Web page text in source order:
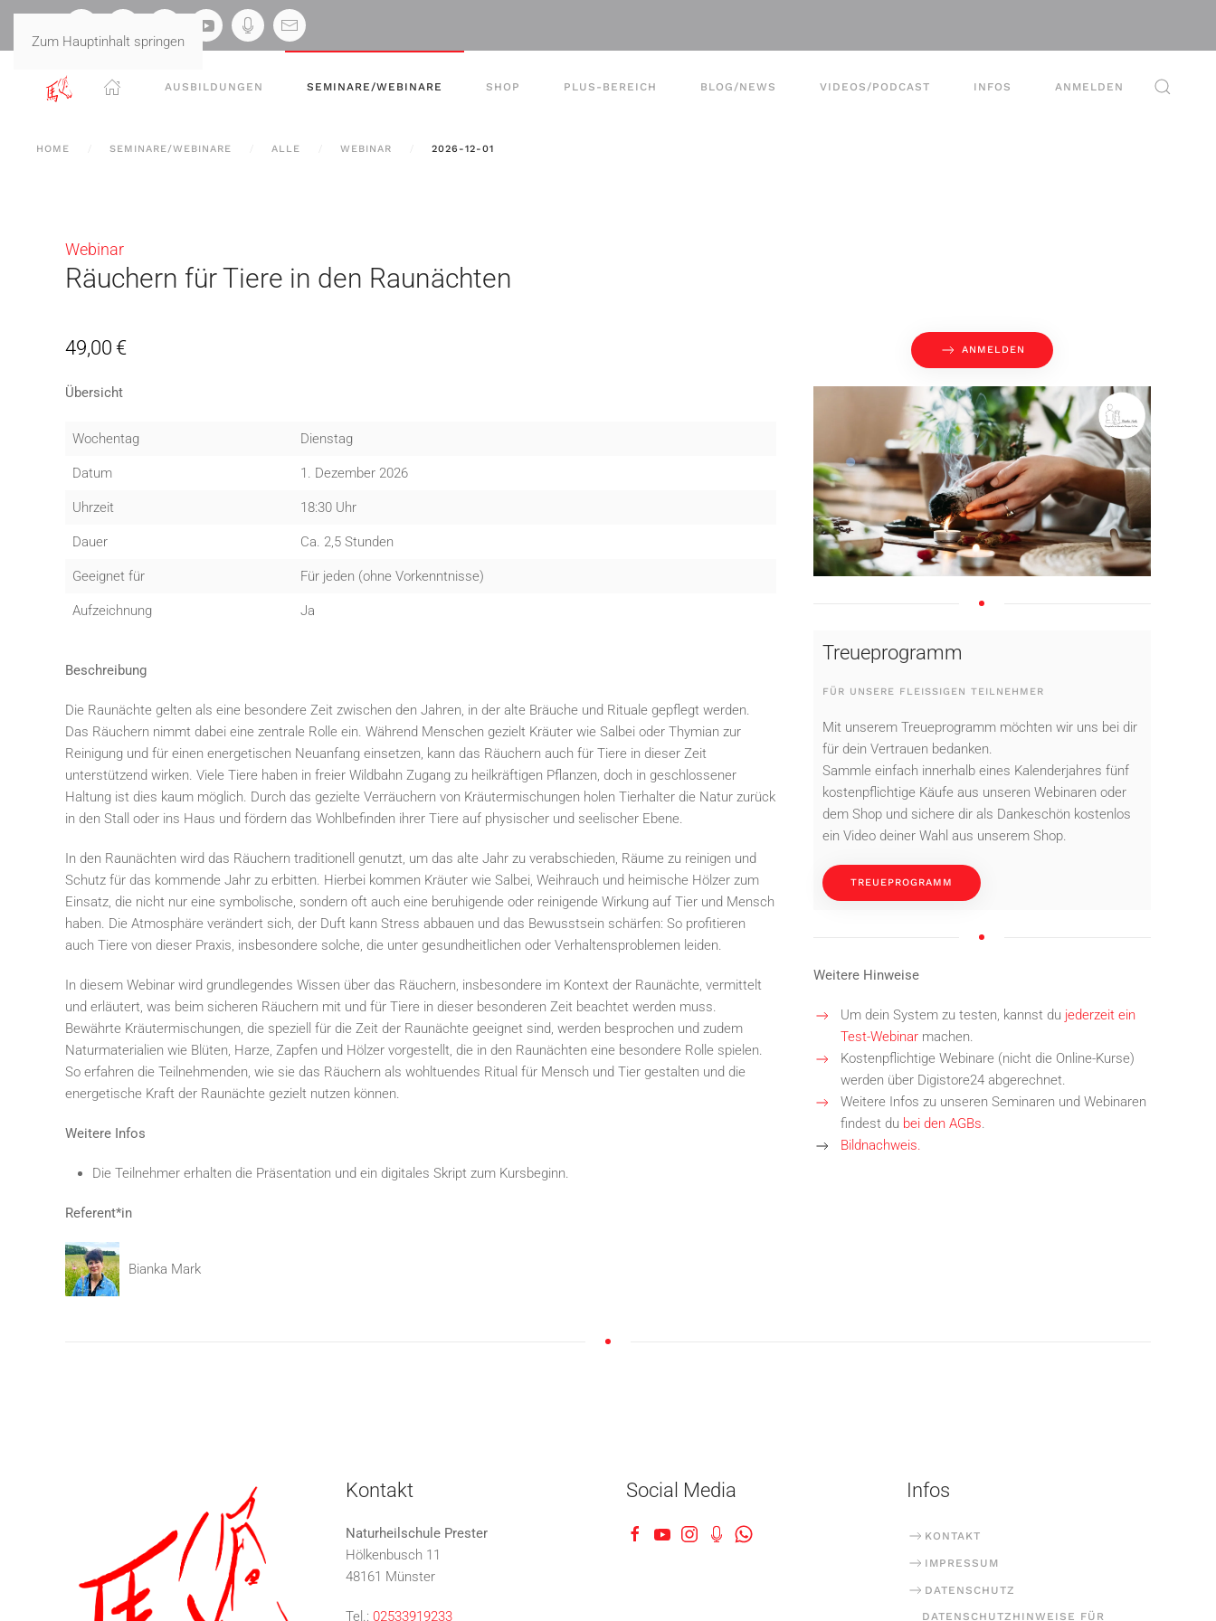
Zum Hauptinhalt springen
AUSBILDUNGEN SEMINARE/WEBINARE SHOP PLUS-BEREICH BLOG/NEWS VIDEOS/PODCAST INFOS ANMELDEN
HOME SEMINARE/WEBINARE ALLE WEBINAR 2026-12-01
Webinar
Räuchern für Tiere in den Raunächten
49,00 €
Übersicht
Wochentag Dienstag
Datum 1. Dezember 2026
Uhrzeit 18:30 Uhr
Dauer Ca. 2,5 Stunden
Geeignet für Für jeden (ohne Vorkenntnisse)
Aufzeichnung Ja
Beschreibung
Die Raunächte gelten als eine besondere Zeit zwischen den Jahren, in der alte Bräuche und Rituale gepflegt werden.
Das Räuchern nimmt dabei eine zentrale Rolle ein. Während Menschen gezielt Kräuter wie Salbei oder Thymian zur
Reinigung und für einen energetischen Neuanfang einsetzen, kann das Räuchern auch für Tiere in dieser Zeit
unterstützend wirken. Viele Tiere haben in freier Wildbahn Zugang zu heilkräftigen Pflanzen, doch in geschlossener
Haltung ist dies kaum möglich. Durch das gezielte Verräuchern von Kräutermischungen holen Tierhalter die Natur zurück
in den Stall oder ins Haus und fördern das Wohlbefinden ihrer Tiere auf physischer und seelischer Ebene.
In den Raunächten wird das Räuchern traditionell genutzt, um das alte Jahr zu verabschieden, Räume zu reinigen und
Schutz für das kommende Jahr zu erbitten. Hierbei kommen Kräuter wie Salbei, Weihrauch und heimische Hölzer zum
Einsatz, die nicht nur eine symbolische, sondern oft auch eine beruhigende oder reinigende Wirkung auf Tier und Mensch
haben. Die Atmosphäre verändert sich, der Duft kann Stress abbauen und das Bewusstsein schärfen: So profitieren
auch Tiere von dieser Praxis, insbesondere solche, die unter gesundheitlichen oder Verhaltensproblemen leiden.
In diesem Webinar wird grundlegendes Wissen über das Räuchern, insbesondere im Kontext der Raunächte, vermittelt
und erläutert, was beim sicheren Räuchern mit und für Tiere in dieser besonderen Zeit beachtet werden muss.
Bewährte Kräutermischungen, die speziell für die Zeit der Raunächte geeignet sind, werden besprochen und zudem
Naturmaterialien wie Blüten, Harze, Zapfen und Hölzer vorgestellt, die in den Raunächten eine besondere Rolle spielen.
So erfahren die Teilnehmenden, wie sie das Räuchern als wohltuendes Ritual für Mensch und Tier gestalten und die
energetische Kraft der Raunächte gezielt nutzen können.
Weitere Infos
Die Teilnehmer erhalten die Präsentation und ein digitales Skript zum Kursbeginn.
Referent*in
Bianka Mark
ANMELDEN
Treueprogramm
FÜR UNSERE FLEISSIGEN TEILNEHMER
Mit unserem Treueprogramm möchten wir uns bei dir
für dein Vertrauen bedanken.
Sammle einfach innerhalb eines Kalenderjahres fünf
kostenpflichtige Käufe aus unseren Webinaren oder
dem Shop und sichere dir als Dankeschön kostenlos
ein Video deiner Wahl aus unserem Shop.
TREUEPROGRAMM
Weitere Hinweise
Um dein System zu testen, kannst du jederzeit ein
Test-Webinarmachen.
Kostenpflichtige Webinare (nicht die Online-Kurse)
werden über Digistore24 abgerechnet.
Weitere Infos zu unseren Seminaren und Webinaren
findest du bei den AGBs.
Bildnachweis.
Kontakt
Naturheilschule Prester
Hölkenbusch 11
48161 Münster
Tel.: 02533919233
Social Media Infos
KONTAKT
IMPRESSUM
DATENSCHUTZ
DATENSCHUTZHINWEISE FÜR